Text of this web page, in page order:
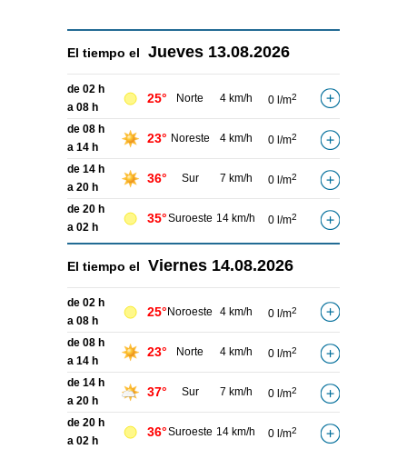
El tiempo el Jueves 13.08.2026
de 02 h
a 08 h
25° Norte 4 km/h 0 l/m2
de 08 h
a 14 h
23° Noreste 4 km/h 0 l/m2
de 14 h
a 20 h
36° Sur 7 km/h 0 l/m2
de 20 h
a 02 h
35°Suroeste 14 km/h 0 l/m2
El tiempo el Viernes 14.08.2026
de 02 h
a 08 h
25° Noroeste 4 km/h 0 l/m2
de 08 h
a 14 h
23° Norte 4 km/h 0 l/m2
de 14 h
a 20 h
37° Sur 7 km/h 0 l/m2
de 20 h
a 02 h
36°Suroeste 14 km/h 0 l/m2